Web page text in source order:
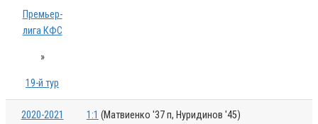
Премьер-
лига КФС
»
19-й тур
2020-2021 1:1 (Матвиенко '37 п, Нуридинов '45)